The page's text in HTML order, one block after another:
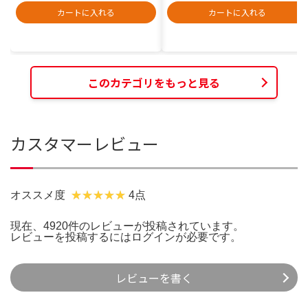
カートに入れる
カートに入れる
このカテゴリをもっと見る
カスタマーレビュー
オススメ度 4点
現在、4920件のレビューが投稿されています。
レビューを投稿するには ログインが必要です。
レビューを書く